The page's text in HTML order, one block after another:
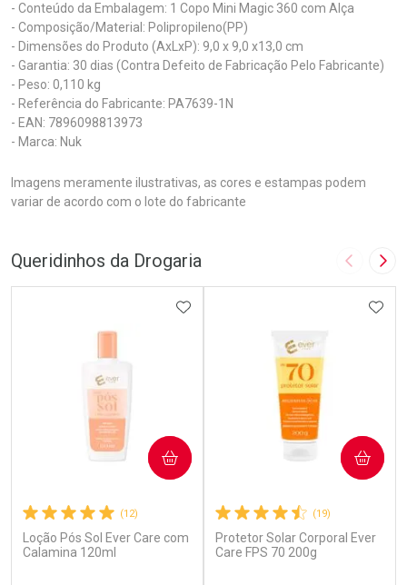
- Conteúdo da Embalagem: 1 Copo Mini Magic 360 com Alça
- Composição/Material: Polipropileno(PP)
- Dimensões do Produto (AxLxP): 9,0 x 9,0 x13,0 cm
- Garantia: 30 dias (Contra Defeito de Fabricação Pelo Fabricante)
- Peso: 0,110 kg
- Referência do Fabricante: PA7639-1N
- EAN: 7896098813973
- Marca: Nuk
Imagens meramente ilustrativas, as cores e estampas podem
variar de acordo com o lote do fabricante
Queridinhos da Drogaria Imagem
(12)
Loção Pós Sol Ever Care com
Calamina 120ml
ADICIONAR AOS FAVORITOS
COMPRAR
(19)
Protetor Solar Corporal Ever
Care FPS 70 200g
COMPRAR